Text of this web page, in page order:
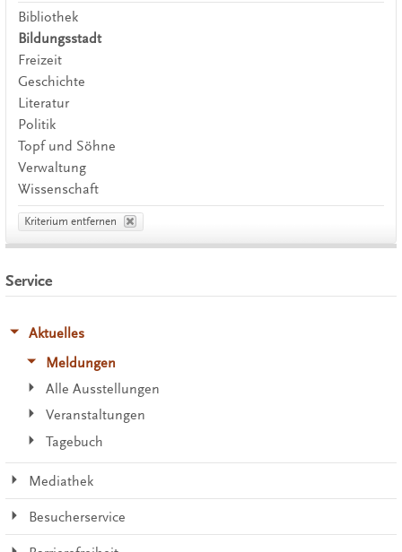
Bibliothek
Bildungsstadt
Freizeit
Geschichte
Literatur
Politik
Topf und Söhne
Verwaltung
Wissenschaft
Kriterium entfernen
Service
Aktuelles
Meldungen
Alle Ausstellungen
Veranstaltungen
Tagebuch
Mediathek
Besucherservice